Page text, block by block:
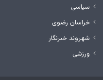
سیاسی
خراسان رضوی
شهروند خبرنگار
ورزشی